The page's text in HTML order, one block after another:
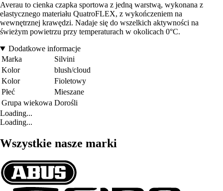
Averau to cienka czapka sportowa z jedną warstwą, wykonana z
elastycznego materiału QuatroFLEX, z wykończeniem na
wewnętrznej krawędzi. Nadaje się do wszelkich aktywności na
świeżym powietrzu przy temperaturach w okolicach 0°C.
Dodatkowe informacje
Marka
Silvini
Kolor
blush/cloud
Kolor
Fioletowy
Płeć
Mieszane
Grupa wiekowa Dorośli
Loading...
Loading...
Wszystkie nasze marki